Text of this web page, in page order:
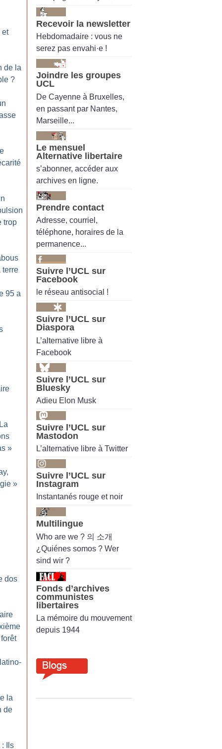
et
de la
?
trop
terre
95 a
»
»
dos
la
de
: Ils
Recevoir la newsletter
Hebdomadaire : vous ne
serez pas envahi·e !
Joindre les groupes
UCL
De Cayenne à Bruxelles,
en passant par Nantes,
Marseille...
Le mensuel
Alternative libertaire
s’abonner, accéder aux
archives en ligne.
Prendre contact
Adresse, courriel,
téléphone, horaires de la
permanence...
Suivre l’UCL sur
Facebook
le réseau antisocial !
Suivre l’UCL sur
Diaspora
L’alternative libre à
Facebook
Suivre l’UCL sur
Bluesky
Adieu Elon Musk
Suivre l’UCL sur
Mastodon
L’alternative libre à Twitter
Suivre l’UCL sur
Instagram
Instantanés rouge et noir
Multilingue
Who are we ? 의 소개
¿Quiénes somos ? Wer
sind wir ?
Fonds d’archives
communistes
libertaires
La mémoire du mouvement
depuis 1944